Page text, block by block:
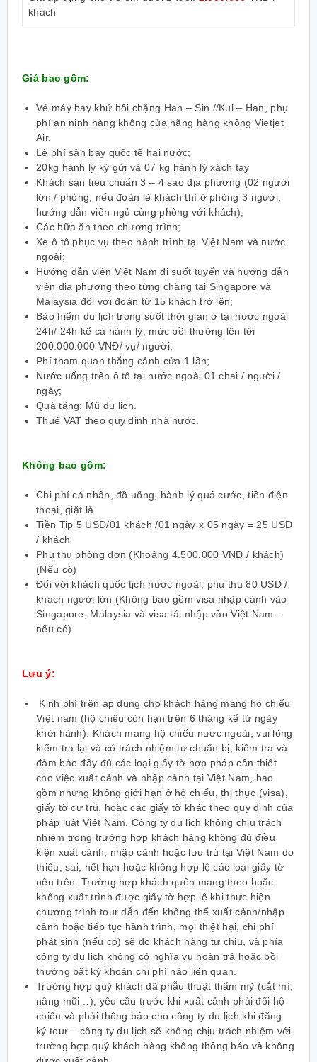
khách
Giá bao gồm:
Vé máy bay khứ hồi chặng Han – Sin //Kul – Han, phụ
phí an ninh hàng không của hãng hàng không Vietjet
Air.
Lệ phí sân bay quốc tế hai nước;
20kg hành lý ký gửi và 07 kg hành lý xách tay
Khách sạn tiêu chuẩn 3 – 4 sao địa phương (02 người
lớn / phòng, nếu đoàn lẻ khách thì ở phòng 3 người,
hướng dẫn viên ngủ cùng phòng với khách);
Các bữa ăn theo chương trình;
Xe ô tô phục vụ theo hành trình tại Việt Nam và nước
ngoài;
Hướng dẫn viên Việt Nam đi suốt tuyến và hướng dẫn
viên địa phương theo từng chặng tại Singapore và
Malaysia đối với đoàn từ 15 khách trở lên;
Bảo hiểm du lịch trong suốt thời gian ở tại nước ngoài
24h/ 24h kể cả hành lý, mức bồi thường lên tới
200.000.000 VNĐ/ vụ/ người;
Phí tham quan thắng cảnh cửa 1 lần;
Nước uống trên ô tô tại nước ngoài 01 chai / người /
ngày;
Quà tặng: Mũ du lịch.
Thuế VAT theo quy định nhà nước.
Không bao gồm:
Chi phí cá nhân, đồ uống, hành lý quá cước, tiền điện
thoại, giặt là.
Tiền Tip 5 USD/01 khách /01 ngày x 05 ngày = 25 USD
/ khách
Phụ thu phòng đơn (Khoảng 4.500.000 VNĐ / khách)
(Nếu có)
Đối với khách quốc tịch nước ngoài, phụ thu 80 USD /
khách người lớn (Không bao gồm visa nhập cảnh vào
Singapore, Malaysia và visa tái nhập vào Việt Nam –
nếu có)
Lưu ý:
Kinh phí trên áp dụng cho khách hàng mang hộ chiếu
Việt nam (hộ chiếu còn hạn trên 6 tháng kể từ ngày
khởi hành) . Khách mang hộ chiếu nước ngoài, vui lòng
kiểm tra lại và có trách nhiệm tự chuẩn bị, kiểm tra và
đảm bảo đầy đủ các loại giấy tờ hợp pháp cần thiết
cho việc xuất cảnh và nhập cảnh tại Việt Nam, bao
gồm nhưng không giới hạn ở hộ chiếu, thị thực (visa),
giấy tờ cư trú, hoặc các giấy tờ khác theo quy định của
pháp luật Việt Nam. Công ty du lịch không chịu trách
nhiệm trong trường hợp khách hàng không đủ điều
kiện xuất cảnh, nhập cảnh hoặc lưu trú tại Việt Nam do
thiếu, sai, hết hạn hoặc không hợp lệ các loại giấy tờ
nêu trên. Trường hợp khách quên mang theo hoặc
không xuất trình được giấy tờ hợp lệ khi thực hiện
chương trình tour dẫn đến không thể xuất cảnh/nhập
cảnh hoặc tiếp tục hành trình, mọi thiệt hại, chi phí
phát sinh (nếu có) sẽ do khách hàng tự chịu, và phía
công ty du lịch không có nghĩa vụ hoàn trả hoặc bồi
thường bất kỳ khoản chi phí nào liên quan.
Trường hợp quý khách đã phẫu thuật thẩm mỹ (cắt mí,
nâng mũi…), yêu cầu trước khi xuất cảnh phải đổi hộ
chiếu và phải thông báo cho công ty du lịch khi đăng
ký tour – công ty du lịch sẽ không chịu trách nhiệm với
trường hợp quý khách hàng không thông báo và không